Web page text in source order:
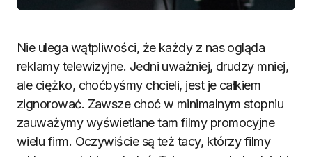
Nie ulega wątpliwości, że każdy z nas ogląda
reklamy telewizyjne. Jedni uważniej, drudzy mniej,
ale ciężko, choćbyśmy chcieli, jest je całkiem
zignorować. Zawsze choć w minimalnym stopniu
zauważymy wyświetlane tam filmy promocyjne
wielu firm. Oczywiście są też tacy, którzy filmy